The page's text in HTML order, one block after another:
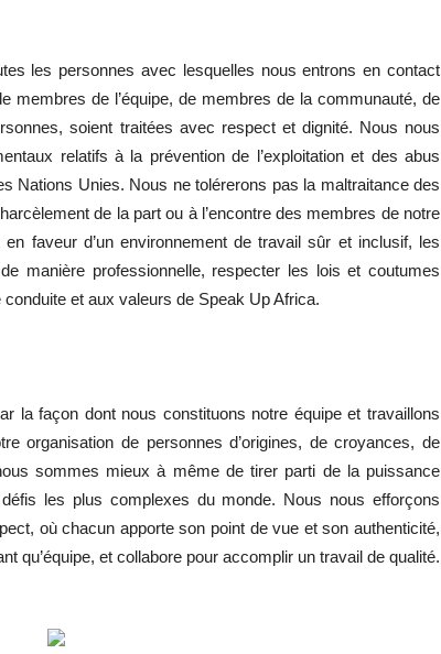
les personnes avec lesquelles nous entrons en contact
membres de l’équipe, de membres de la communauté, de
soient traitées avec respect et dignité. Nous nous
relatifs à la prévention de l’exploitation et des abus
Nations Unies. Nous ne tolérerons pas la maltraitance des
de la part ou à l’encontre des membres de notre
faveur d’un environnement de travail sûr et inclusif, les
manière professionnelle, respecter les lois et coutumes
et aux valeurs de Speak Up Africa.
la façon dont nous constituons notre équipe et travaillons
organisation de personnes d’origines, de croyances, de
sommes mieux à même de tirer parti de la puissance
les plus complexes du monde. Nous nous efforçons
où chacun apporte son point de vue et son authenticité,
qu’équipe, et collabore pour accomplir un travail de qualité.